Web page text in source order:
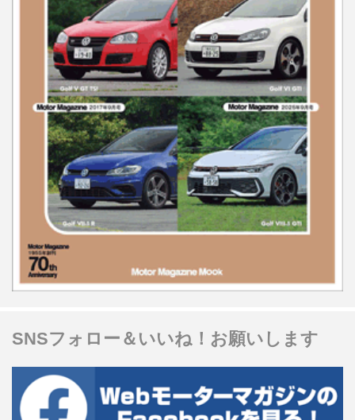
SNSフォロー＆いいね！お願いします